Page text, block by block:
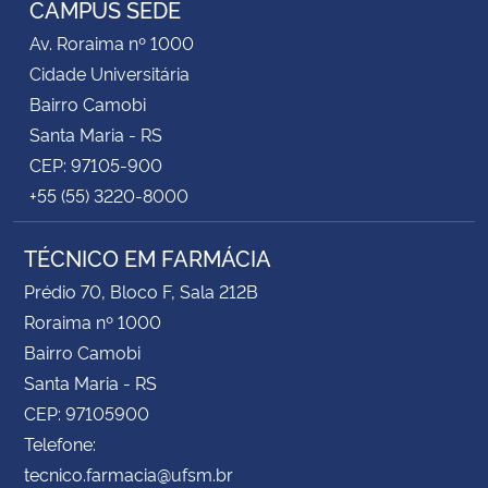
Secretaria-Geral
Secretaria de Governo
Gabinete de Segurança Institucional
Advocacia-Geral da União
CAMPUS SEDE
Av. Roraima nº 1000
Cidade Universitária
Bairro Camobi
Santa Maria - RS
CEP: 97105-900
+55 (55) 3220-8000
TÉCNICO EM FARMÁCIA
Prédio 70, Bloco F, Sala 212B
Roraima nº 1000
Bairro Camobi
Santa Maria - RS
CEP: 97105900
Telefone:
tecnico.farmacia@ufsm.br